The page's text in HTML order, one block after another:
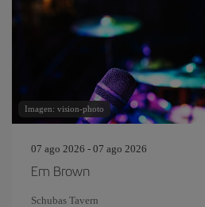
Imagen: vision-photo
07 ago 2026 - 07 ago 2026
Em Brown
Schubas Tavern